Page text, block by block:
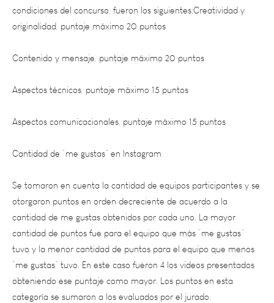
Contenido y mensaje, puntaje máximo 20 puntos
Aspectos técnicos, puntaje máximo 15 puntos
Aspectos comunicacionales, puntaje máximo 15 puntos
Cantidad de “me gustas” en Instagram
Se tomaron en cuenta la cantidad de equipos participantes y se
otorgaron puntos en orden decreciente de acuerdo a la
cantidad de me gustas obtenidos por cada uno. La mayor
cantidad de puntos fue para el equipo que más “me gustas”
tuvo y la menor cantidad de puntos para el equipo que menos
“me gustas” tuvo. En este caso fueron 4 los videos presentados
obteniendo ese puntaje como mayor. Los puntos en esta
categoría se sumaron a los evaluados por el jurado.